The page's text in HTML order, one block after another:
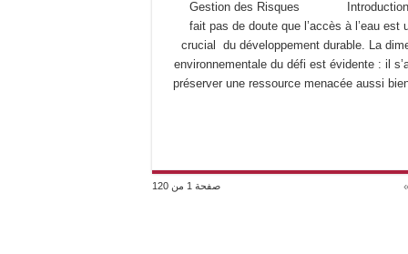
Gestion des Risques
fait pas de doute que l’accès à l’eau est
crucial du développement durable. La
environnementale du défi est évidente : il
préserver une ressource menacée aussi
صفحة 1 من 120